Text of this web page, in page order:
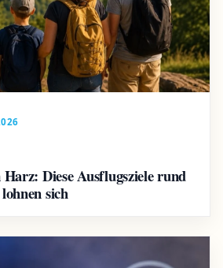
Diese Ausflugsziele rund
sich